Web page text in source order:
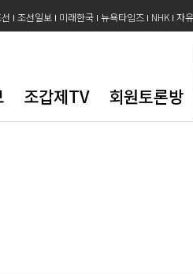
조선일보 미래한국 뉴욕타임즈 NHK 자
조갑제TV 회원토론방